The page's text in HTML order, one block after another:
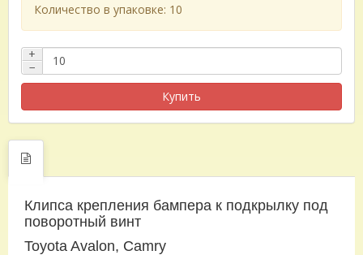
Количество в упаковке: 10
+
−
Купить
Клипса крепления бампера к подкрылку под
поворотный винт
Toyota Avalon, Camry